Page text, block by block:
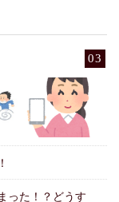
03
った！？どうす